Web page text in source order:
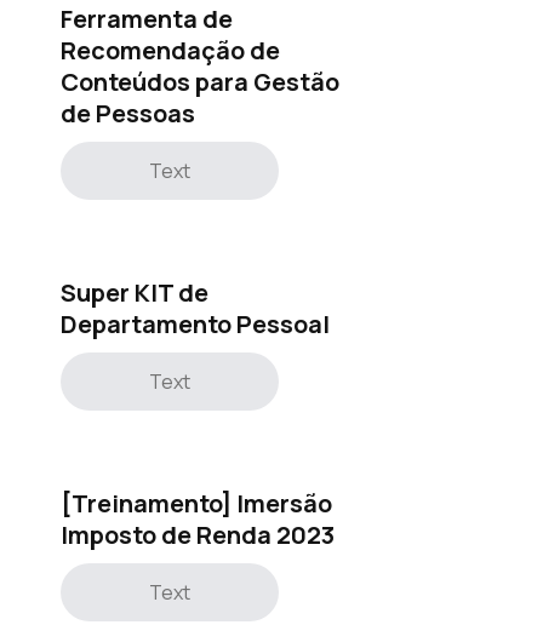
Ferramenta de
Recomendação de
Conteúdos para Gestão
de Pessoas
Text
Super KIT de
Departamento Pessoal
Text
[Treinamento] Imersão
Imposto de Renda 2023
Text